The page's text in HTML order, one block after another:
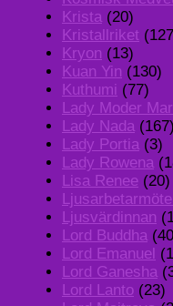
Krista (20)
Kristallriket
Kryon (13)
Kuan Yin (130)
Kuthumi (77)
Lady Moder
Lady Nada (167)
Lady Portia (3)
Lady Rowena
Lisa Renee (20)
Ljusvärdinnan
Lord Buddha
Lord Emanuel
Lord Ganesha
Lord Lanto (23)